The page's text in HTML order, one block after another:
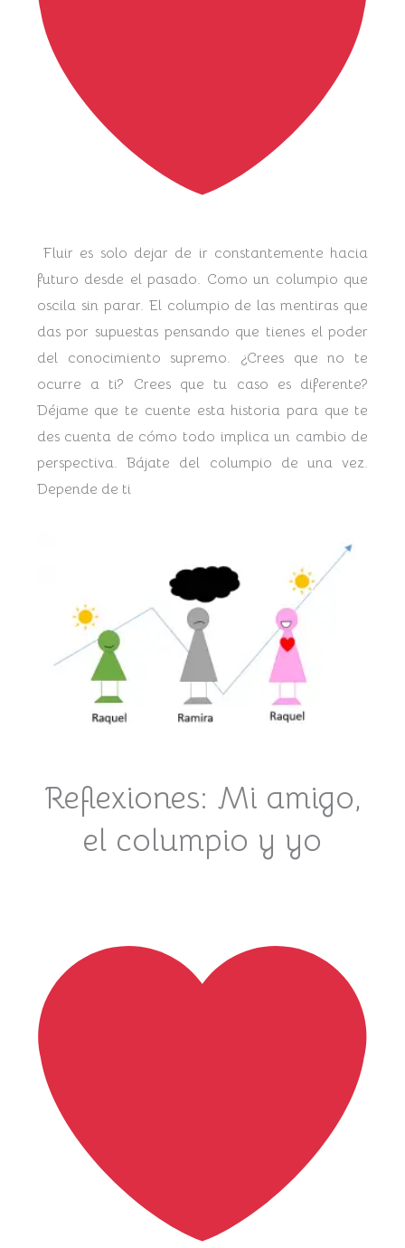
Fluir es solo dejar de ir constantemente hacia
futuro desde el pasado. Como un columpio que
oscila sin parar. El columpio de las mentiras que
das por supuestas pensando que tienes el poder
del conocimiento supremo. ¿Crees que no te
ocurre a ti? Crees que tu caso es diferente?
Déjame que te cuente esta historia para que te
des cuenta de cómo todo implica un cambio de
perspectiva. Bájate del columpio de una vez.
Depende de ti
Reflexiones: Mi amigo,
el columpio y yo